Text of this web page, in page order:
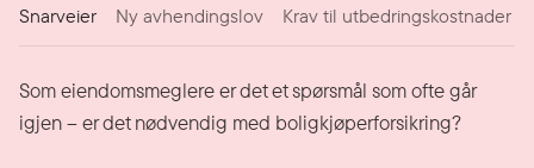
Snarveier Ny avhendingslov Krav til utbedringskostnader
Som eiendomsmeglere er det et spørsmål som ofte går
igjen – er det nødvendig med boligkjøperforsikring?